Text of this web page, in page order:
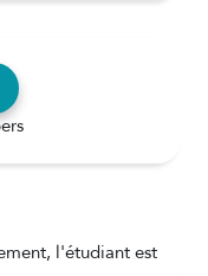
l'étudiant est